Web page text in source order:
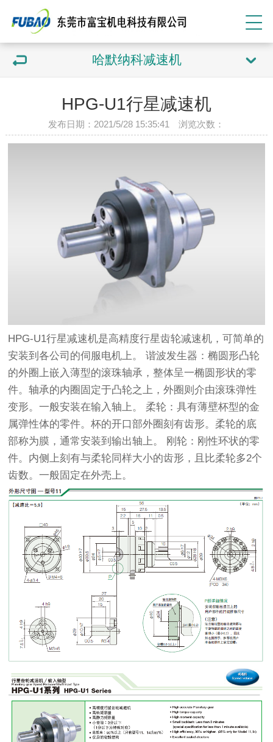
哈默纳科减速机
HPG-U1行星减速机
发布日期：2021/5/28 15:35:41 浏览次数：
HPG-U1行星减速机是高精度行星齿轮减速机，可简单的
安装到各公司的伺服电机上。 谐波发生器：椭圆形凸轮
的外圈上嵌入薄型的滚珠轴承，整体呈一椭圆形状的零
件。轴承的内圈固定于凸轮之上，外圈则介由滚珠弹性
变形。一般安装在输入轴上。 柔轮：具有薄壁杯型的金
属弹性体的零件。杯的开口部外圈刻有齿形。柔轮的底
部称为膜，通常安装到输出轴上。 刚轮：刚性环状的零
件。内侧上刻有与柔轮同样大小的齿形，且比柔轮多2个
齿数。一般固定在外壳上。